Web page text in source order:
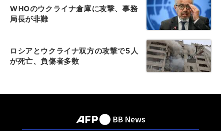
WHOのウクライナ倉庫に攻撃、事務
局長が非難
ロシアとウクライナ双方の攻撃で5人
が死亡、負傷者多数